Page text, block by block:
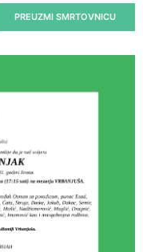
PREUZMI SMRTOVNICU